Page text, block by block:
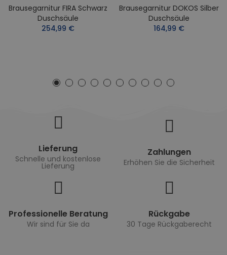
Brausegarnitur FIRA Schwarz
Duschsäule
254,99 €
Brausegarnitur DOKOS Silber
Duschsäule
164,99 €
Lieferung
Schnelle und kostenlose
Lieferung
Zahlungen
Erhöhen Sie die Sicherheit
Professionelle Beratung
Wir sind für Sie da
Rückgabe
30 Tage Rückgaberecht